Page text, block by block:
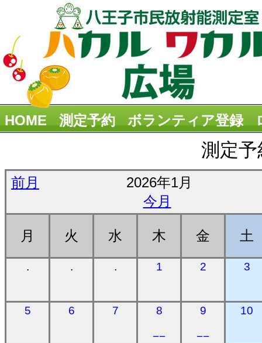
HOME 測定予約 ボランティア登録
測定
前月
2026年1月
今月
月 火 水 木 金 土
. . . 1 2 3
5 6 7 8
−−
9
−−
10